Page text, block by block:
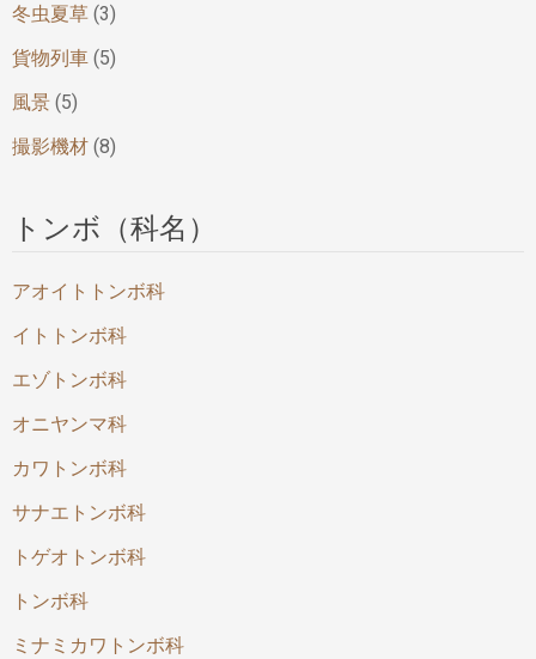
冬虫夏草 (3)
貨物列車 (5)
風景 (5)
撮影機材 (8)
トンボ（科名）
アオイトトンボ科
イトトンボ科
エゾトンボ科
オニヤンマ科
カワトンボ科
サナエトンボ科
トゲオトンボ科
トンボ科
ミナミカワトンボ科